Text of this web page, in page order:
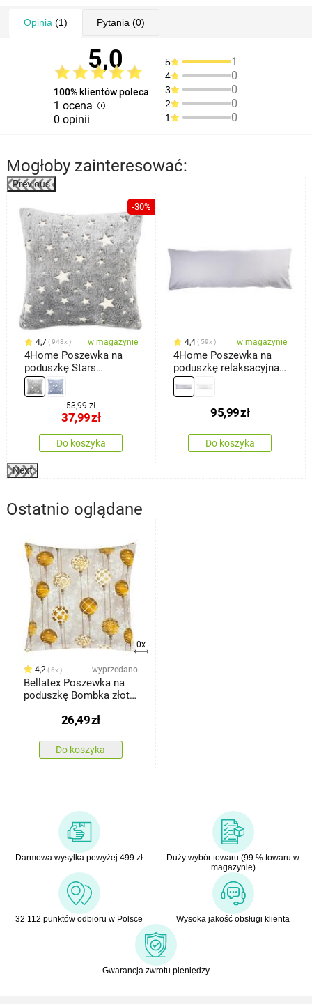
Opinia (1) Pytania (0)
5,0
100% klientów poleca
1 ocena
0 opinii
5 1
4 0
3 0
2 0
1 0
Mogłoby zainteresować:
Previous
-30%
4,7 948x w magazynie
4Home Poszewka na
poduszkę Stars
świecąca szary, 40 x 40
cm
53,99 zł
37,99zł
Do koszyka
4,4 59x w magazynie
4Home Poszewka na
poduszkę relaksacyjna
Mąż zastępczy,
jasnoszara, 55 x 180 cm
95,99zł
Do koszyka
Next
Ostatnio oglądane
0x
4,2 6x wyprzedano
Bellatex Poszewka na
poduszkę Bombka złoty,
26,49zł
Do koszyka
Darmowa wysyłka powyżej 499 zł
Duży wybór towaru (99 % towaru w
magazynie)
32 112 punktów odbioru w Polsce Wysoka jakość obsługi klienta
Gwarancja zwrotu pieniędzy